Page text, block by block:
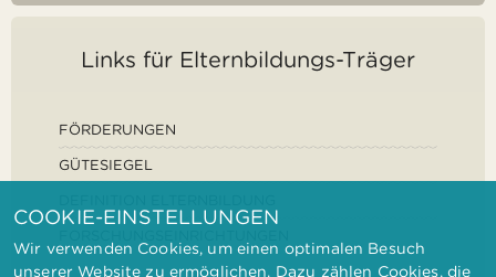
Links für Elternbildungs-Träger
FÖRDERUNGEN
GÜTESIEGEL
COOKIE-EINSTELLUNGEN
Wir verwenden Cookies, um einen optimalen Besuch
unserer Website zu ermöglichen. Dazu zählen Cookies, die